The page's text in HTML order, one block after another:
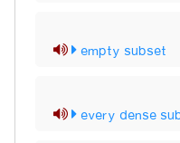
empty subset
every dense